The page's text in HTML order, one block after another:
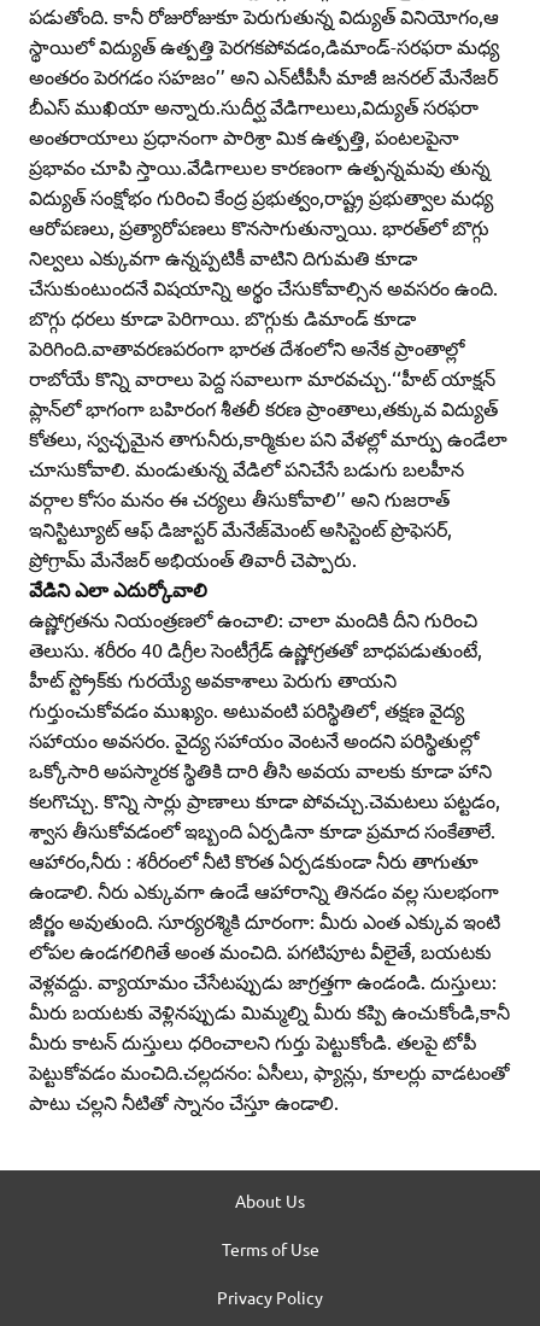
పడుతోంది. కానీ రోజురోజుకూ పెరుగుతున్న విద్యుత్‌ వినియోగం,ఆ
స్థాయిలో విద్యుత్‌ ఉత్పత్తి పెరగకపోవడం,డిమాండ్‌-సరఫరా మధ్య
అంతరం పెరగడం సహజం’’ అని ఎన్‌టీపీసీ మాజీ జనరల్‌ మేనేజర్‌
బీఎస్‌ ముఖియా అన్నారు.సుదీర్ఘ వేడిగాలులు,విద్యుత్‌ సరఫరా
అంతరాయాలు ప్రధానంగా పారిశ్రా మిక ఉత్పత్తి, పంటలపైనా
ప్రభావం చూపి స్తాయి.వేడిగాలుల కారణంగా ఉత్పన్నమవు తున్న
విద్యుత్‌ సంక్షోభం గురించి కేంద్ర ప్రభుత్వం,రాష్ట్ర ప్రభుత్వాల మధ్య
ఆరోపణలు, ప్రత్యారోపణలు కొనసాగుతున్నాయి. భారత్‌లో బొగ్గు
నిల్వలు ఎక్కువగా ఉన్నప్పటికీ వాటిని దిగుమతి కూడా
చేసుకుంటుందనే విషయాన్ని అర్థం చేసుకోవాల్సిన అవసరం ఉంది.
బొగ్గు ధరలు కూడా పెరిగాయి. బొగ్గుకు డిమాండ్‌ కూడా
పెరిగింది.వాతావరణపరంగా భారత దేశంలోని అనేక ప్రాంతాల్లో
రాబోయే కొన్ని వారాలు పెద్ద సవాలుగా మారవచ్చు.‘‘హీట్‌ యాక్షన్‌
ప్లాన్‌లో భాగంగా బహిరంగ శీతలీ కరణ ప్రాంతాలు,తక్కువ విద్యుత్‌
కోతలు, స్వచ్ఛమైన తాగునీరు,కార్మికుల పని వేళల్లో మార్పు ఉండేలా
చూసుకోవాలి. మండుతున్న వేడిలో పనిచేసే బడుగు బలహీన
వర్గాల కోసం మనం ఈ చర్యలు తీసుకోవాలి’’ అని గుజరాత్‌
ఇనిస్టిట్యూట్‌ ఆఫ్‌ డిజాస్టర్‌ మేనేజ్‌మెంట్‌ అసిస్టెంట్‌ ప్రొఫెసర్‌,
ప్రోగ్రామ్‌ మేనేజర్‌ అభియంత్‌ తివారీ చెప్పారు.
వేడిని ఎలా ఎదుర్కోవాలి
ఉష్ణోగ్రతను నియంత్రణలో ఉంచాలి: చాలా మందికి దీని గురించి
తెలుసు. శరీరం 40 డిగ్రీల సెంటీగ్రేడ్‌ ఉష్ణోగ్రతతో బాధపడుతుంటే,
హీట్‌ స్ట్రోక్‌కు గురయ్యే అవకాశాలు పెరుగు తాయని
గుర్తుంచుకోవడం ముఖ్యం. అటువంటి పరిస్థితిలో, తక్షణ వైద్య
సహాయం అవసరం. వైద్య సహాయం వెంటనే అందని పరిస్థితుల్లో
ఒక్కోసారి అపస్మారక స్థితికి దారి తీసి అవయ వాలకు కూడా హాని
కలగొచ్చు. కొన్ని సార్లు ప్రాణాలు కూడా పోవచ్చు.చెమటలు పట్టడం,
శ్వాస తీసుకోవడంలో ఇబ్బంది ఏర్పడినా కూడా ప్రమాద సంకేతాలే.
ఆహారం,నీరు : శరీరంలో నీటి కొరత ఏర్పడకుండా నీరు తాగుతూ
ఉండాలి. నీరు ఎక్కువగా ఉండే ఆహారాన్ని తినడం వల్ల సులభంగా
జీర్ణం అవుతుంది. సూర్యరశ్మికి దూరంగా: మీరు ఎంత ఎక్కువ ఇంటి
లోపల ఉండగలిగితే అంత మంచిది. పగటిపూట వీలైతే, బయటకు
వెళ్లవద్దు. వ్యాయామం చేసేటప్పుడు జాగ్రత్తగా ఉండండి. దుస్తులు:
మీరు బయటకు వెళ్లినప్పుడు మిమ్మల్ని మీరు కప్పి ఉంచుకోండి,కానీ
మీరు కాటన్‌ దుస్తులు ధరించాలని గుర్తు పెట్టుకోండి. తలపై టోపీ
పెట్టుకోవడం మంచిది.చల్లదనం: ఏసీలు, ఫ్యాన్లు, కూలర్లు వాడటంతో
పాటు చల్లని నీటితో స్నానం చేస్తూ ఉండాలి.
About Us
Terms of Use
Privacy Policy